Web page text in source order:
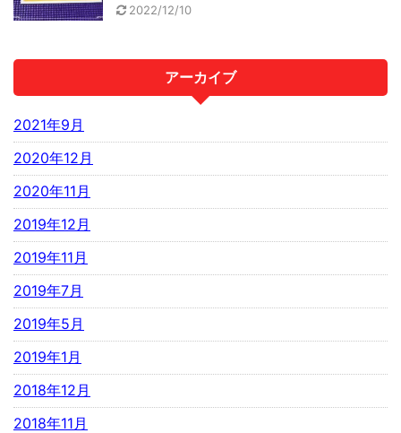
2022/12/10
アーカイブ
2021年9月
2020年12月
2020年11月
2019年12月
2019年11月
2019年7月
2019年5月
2019年1月
2018年12月
2018年11月